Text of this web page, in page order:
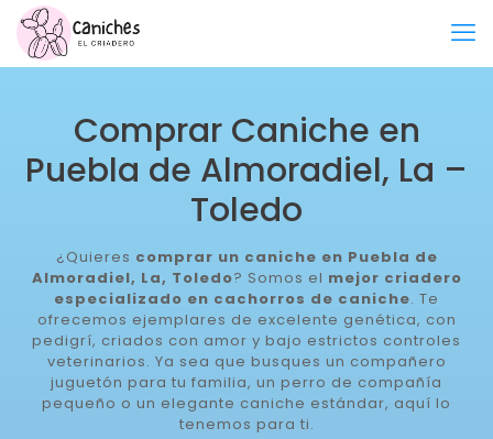
Comprar Caniche en
Puebla de Almoradiel, La –
Toledo
¿Quieres comprar un caniche en Puebla de
Almoradiel, La, Toledo? Somos el mejor criadero
especializado en cachorros de caniche. Te
ofrecemos ejemplares de excelente genética, con
pedigrí, criados con amor y bajo estrictos controles
veterinarios. Ya sea que busques un compañero
juguetón para tu familia, un perro de compañía
pequeño o un elegante caniche estándar, aquí lo
tenemos para ti.